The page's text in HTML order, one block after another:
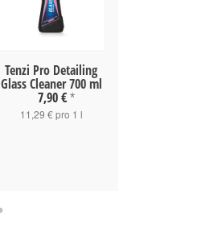
Tenzi Pro Detailing
Glass Cleaner 700 ml
7,90 € *
11,29 € pro 1 l